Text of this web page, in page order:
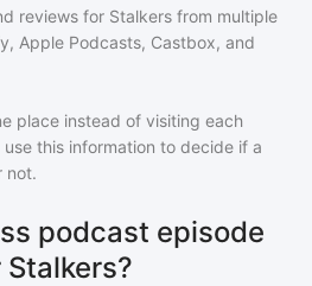
reviews for Stalkers from multiple
Apple Podcasts, Castbox, and
place instead of visiting each
this information to decide if a
not.
podcast episode